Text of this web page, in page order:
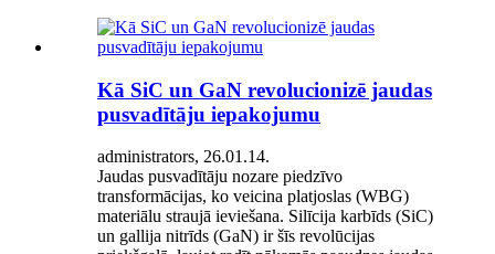
Kā SiC un GaN revolucionizē jaudas
pusvadītāju iepakojumu
administrators, 26.01.14.
Jaudas pusvadītāju nozare piedzīvo
transformācijas, ko veicina platjoslas (WBG)
materiālu straujā ieviešana. Silīcija karbīds (SiC)
un gallija nitrīds (GaN) ir šīs revolūcijas